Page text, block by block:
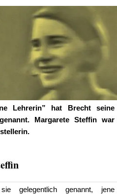
Lehrerin” hat Brecht seine
Margarete Steffin war
gelegentlich genannt, jene